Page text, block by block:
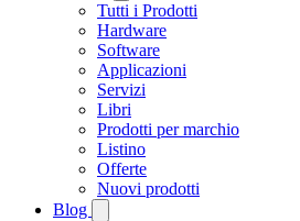
Tutti i Prodotti
Hardware
Software
Applicazioni
Servizi
Libri
Prodotti per marchio
Listino
Offerte
Nuovi prodotti
Blog